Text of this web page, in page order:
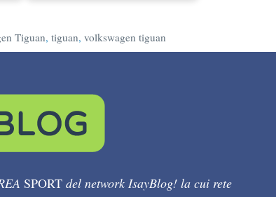
Tiguan,tiguan,volkswagen tiguan
SPORT del network IsayBlog! la cui rete